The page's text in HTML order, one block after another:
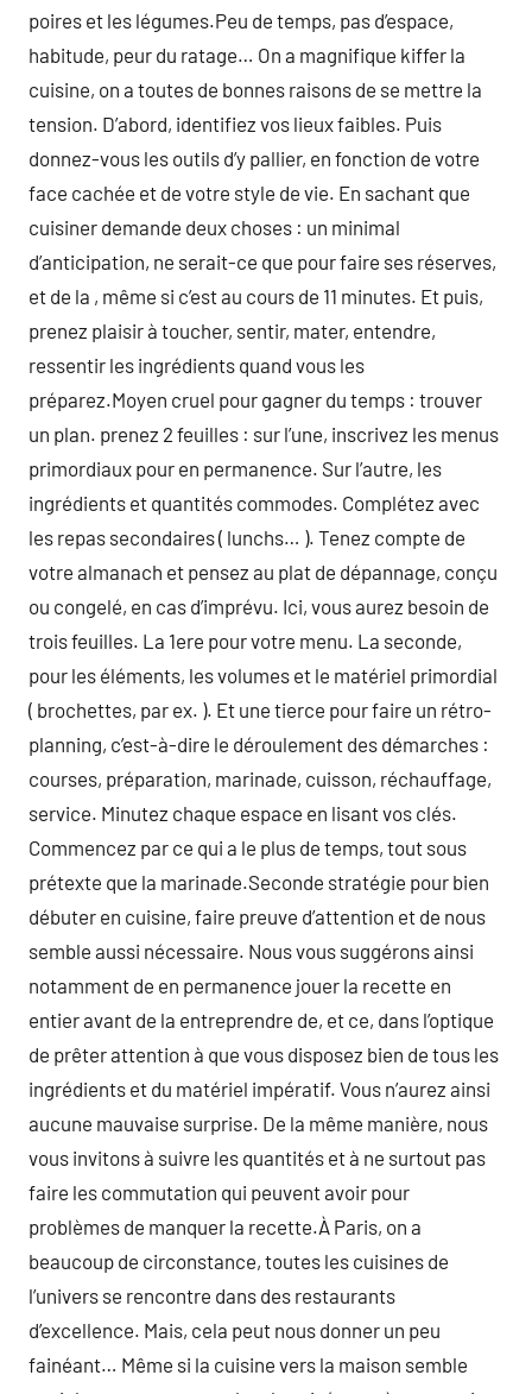
poires et les légumes.Peu de temps, pas d’espace,
habitude, peur du ratage… On a magnifique kiffer la
cuisine, on a toutes de bonnes raisons de se mettre la
tension. D’abord, identifiez vos lieux faibles. Puis
donnez-vous les outils d’y pallier, en fonction de votre
face cachée et de votre style de vie. En sachant que
cuisiner demande deux choses : un minimal
d’anticipation, ne serait-ce que pour faire ses réserves,
et de la , même si c’est au cours de 11 minutes. Et puis,
prenez plaisir à toucher, sentir, mater, entendre,
ressentir les ingrédients quand vous les
préparez.Moyen cruel pour gagner du temps : trouver
un plan. prenez 2 feuilles : sur l’une, inscrivez les menus
primordiaux pour en permanence. Sur l’autre, les
ingrédients et quantités commodes. Complétez avec
les repas secondaires ( lunchs… ). Tenez compte de
votre almanach et pensez au plat de dépannage, conçu
ou congelé, en cas d’imprévu. Ici, vous aurez besoin de
trois feuilles. La 1ere pour votre menu. La seconde,
pour les éléments, les volumes et le matériel primordial
( brochettes, par ex. ). Et une tierce pour faire un rétro-
planning, c’est-à-dire le déroulement des démarches :
courses, préparation, marinade, cuisson, réchauffage,
service. Minutez chaque espace en lisant vos clés.
Commencez par ce qui a le plus de temps, tout sous
prétexte que la marinade.Seconde stratégie pour bien
débuter en cuisine, faire preuve d’attention et de nous
semble aussi nécessaire. Nous vous suggérons ainsi
notamment de en permanence jouer la recette en
entier avant de la entreprendre de, et ce, dans l’optique
de prêter attention à que vous disposez bien de tous les
ingrédients et du matériel impératif. Vous n’aurez ainsi
aucune mauvaise surprise. De la même manière, nous
vous invitons à suivre les quantités et à ne surtout pas
faire les commutation qui peuvent avoir pour
problèmes de manquer la recette.À Paris, on a
beaucoup de circonstance, toutes les cuisines de
l’univers se rencontre dans des restaurants
d’excellence. Mais, cela peut nous donner un peu
fainéant… Même si la cuisine vers la maison semble